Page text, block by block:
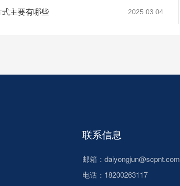
主要有哪些 2025.03.04
联系信息
邮箱：daiyongjun@scpnt.com
电话：18200263117